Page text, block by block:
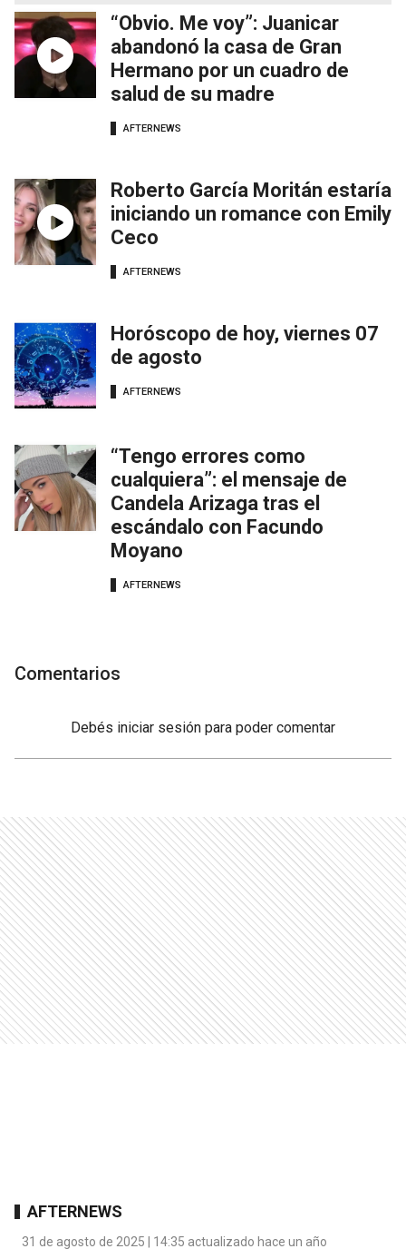
“Obvio. Me voy”: Juanicar
abandonó la casa de Gran
Hermano por un cuadro de
salud de su madre
AFTERNEWS
Roberto García Moritán estaría
iniciando un romance con Emily
Ceco
AFTERNEWS
Horóscopo de hoy, viernes 07
de agosto
AFTERNEWS
“Tengo errores como
cualquiera”: el mensaje de
Candela Arizaga tras el
escándalo con Facundo
Moyano
AFTERNEWS
Comentarios
Debés iniciar sesión para poder comentar
AFTERNEWS
31 de agosto de 2025 | 14:35 actualizado hace un año